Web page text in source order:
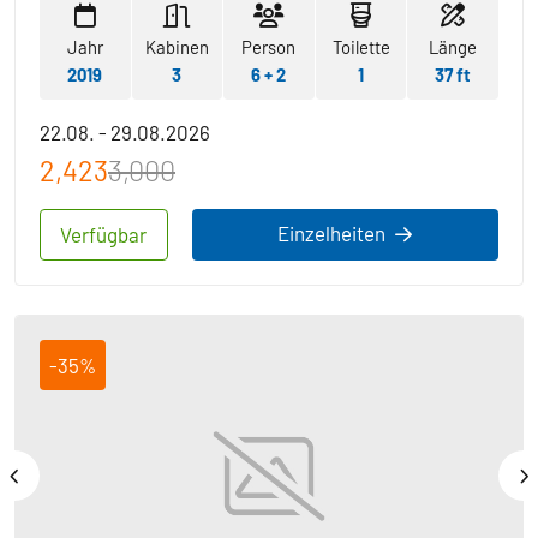
Jahr
2019
Kabinen
3
Person
6 + 2
Toilette
1
Länge
37 ft
Verfügbar
22.08. - 29.08.2026
2,4233,000
Einzelheiten
-35%